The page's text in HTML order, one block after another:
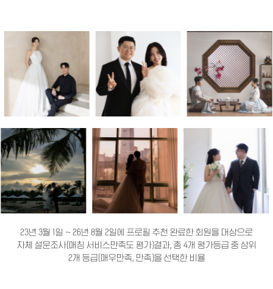
23년 3월 1일 ~ 26년 8월 2일에 프로필 추천 완료한 회원을 대상으로
자체 설문조사(매칭 서비스만족도 평가)결과, 총 4개 평가등급 중 상위
2개 등급(매우만족, 만족)을 선택한 비율